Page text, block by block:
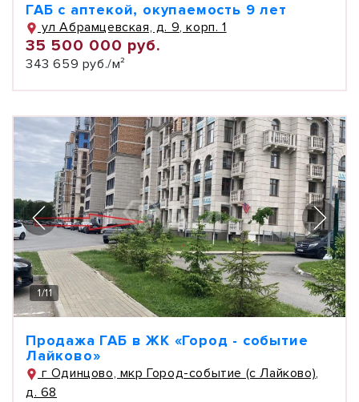
ГАБ с аптекой, окупаемость 9 лет
ул Абрамцевская, д. 9, корп. 1
35 500 000 руб.
343 659 руб./м²
1/11
Продажа ГАБ в ЖК «Город - событие
Лайково»
г Одинцово, мкр Город-событие (с Лайково),
д. 68